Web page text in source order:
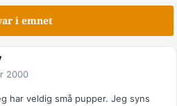
i emnet
2000
har veldig små pupper. Jeg syns